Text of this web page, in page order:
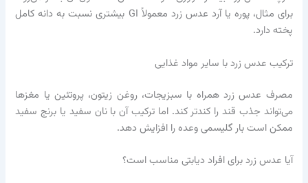
برای مثال، پوره یا آرد عدس زرد معمولاً GI بیشتری نسبت به دانه کامل
پخته دارد.
ترکیب عدس زرد با سایر مواد غذایی
مصرف عدس زرد همراه با سبزیجات، روغن زیتون، پروتئین یا مغزها
می‌تواند جذب قند را کندتر کند. اما ترکیب آن با نان سفید یا برنج سفید
ممکن است بار گلیسمی وعده را افزایش دهد.
آیا عدس زرد برای افراد دیابتی مناسب است؟